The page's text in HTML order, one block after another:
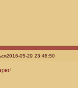
2016-05-29 23:48:50